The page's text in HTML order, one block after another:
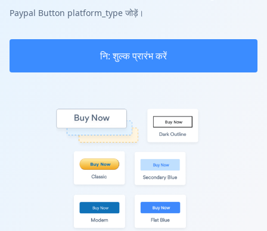
Paypal Button platform_type जोड़ें।
नि: शुल्क प्रारंभ करें